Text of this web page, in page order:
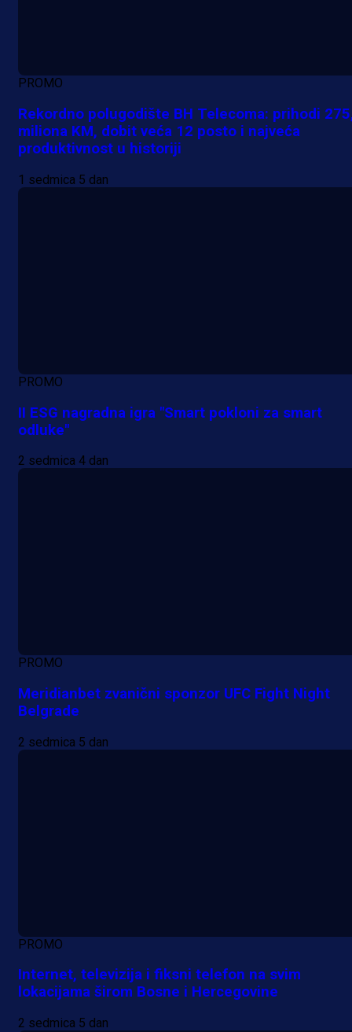
PROMO
Rekordno polugodište BH Telecoma: prihodi
miliona KM, dobit veća 12 posto i najveća
produktivnost u historiji
1 sedmica 5 dan
PROMO
II ESG nagradna igra "Smart pokloni za smart
odluke"
2 sedmica 4 dan
PROMO
Meridianbet zvanični sponzor UFC Fight Night
Belgrade
2 sedmica 5 dan
PROMO
Internet, televizija i fiksni telefon na svim
lokacijama širom Bosne i Hercegovine
2 sedmica 5 dan